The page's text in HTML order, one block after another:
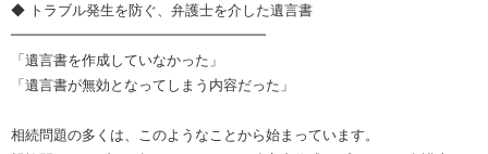
◆ トラブル発生を防ぐ、弁護士を介した遺言書
━━━━━━━━━━━━━━━━━━
「遺言書を作成していなかった」
「遺言書が無効となってしまう内容だった」
相続問題の多くは、このようなことから始まっています。